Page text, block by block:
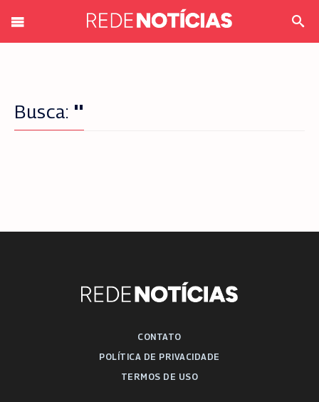
Busca: ''
CONTATO
POLÍTICA DE PRIVACIDADE
TERMOS DE USO